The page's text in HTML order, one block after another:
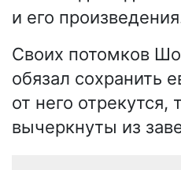
и его
Своих потомков
обязал сохранить
от него отрекутся,
вычеркнуты из